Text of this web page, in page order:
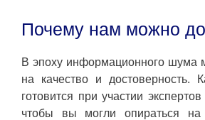
Почему нам можно
В эпоху информационного шума
на качество и достоверность.
готовится при участии
чтобы вы могли опираться